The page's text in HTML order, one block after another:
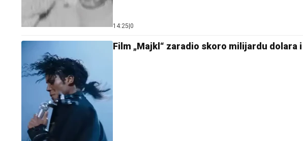
14:25 0
Film „Majkl“ zaradio skoro milijardu dolara